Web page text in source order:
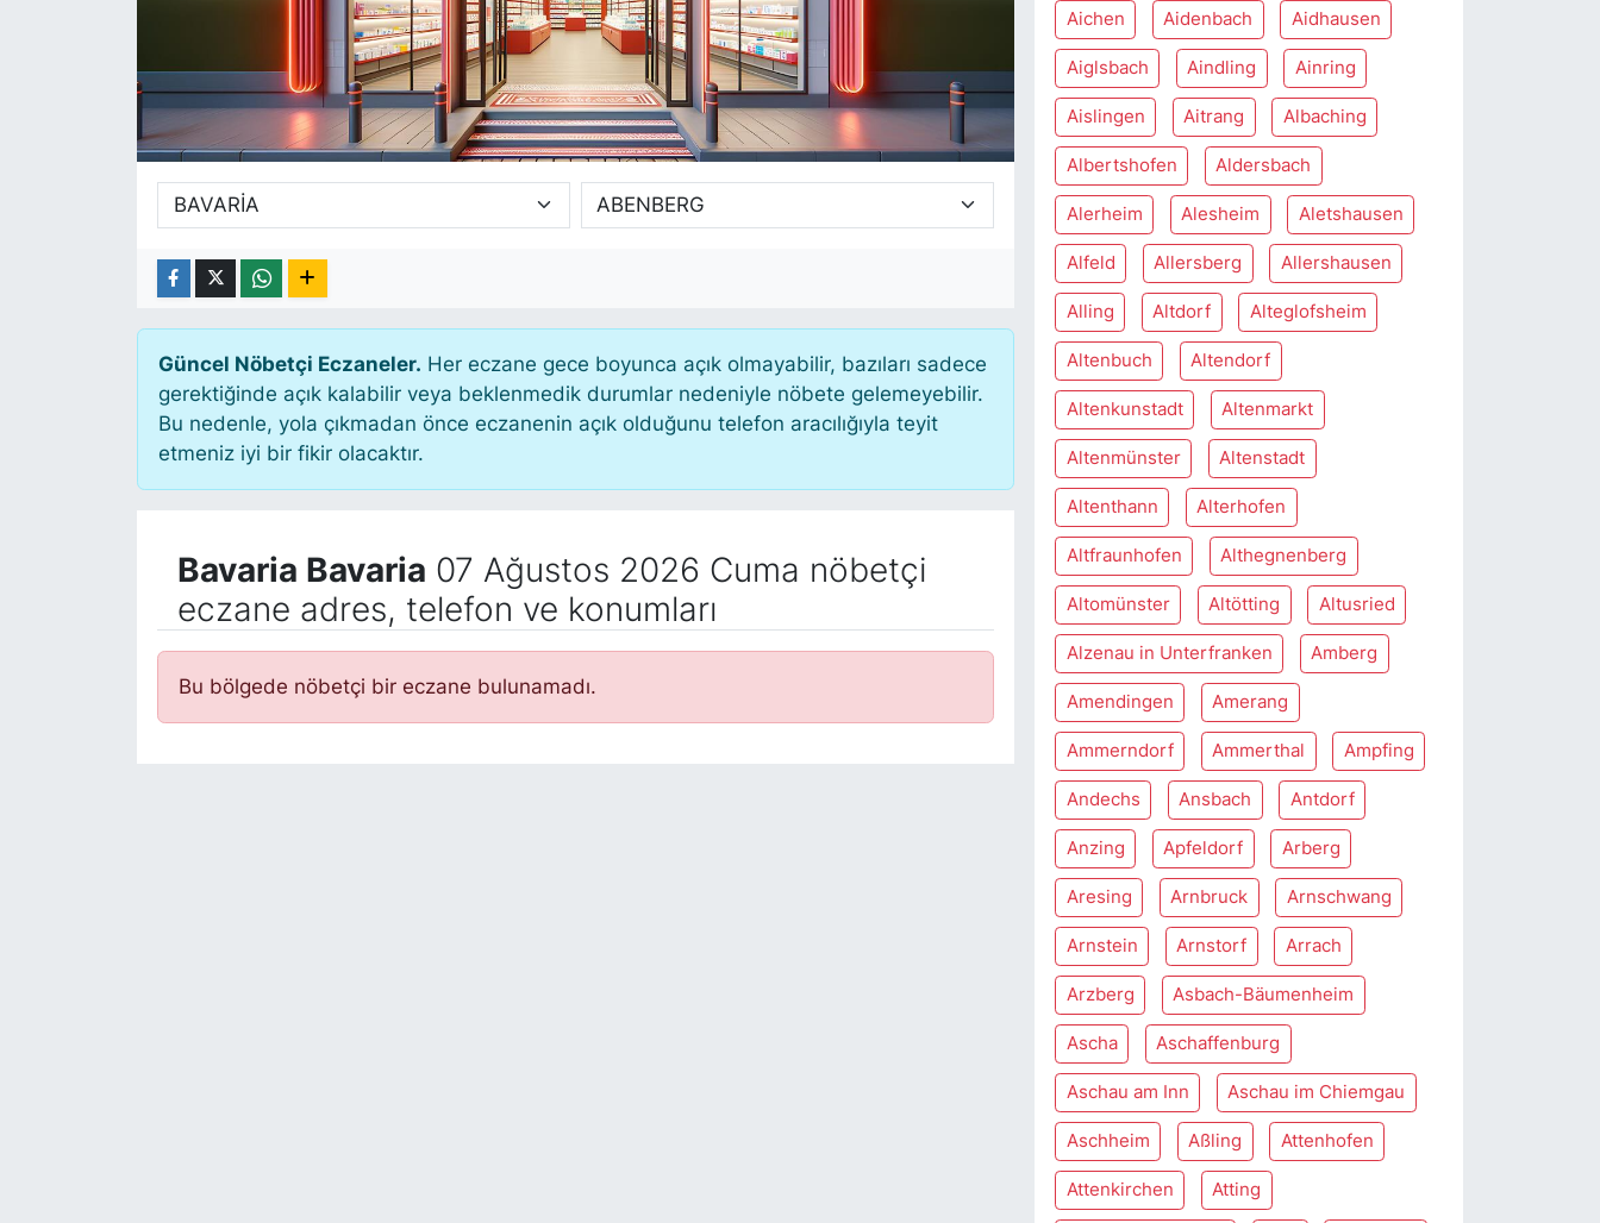
Güncel Nöbetçi Eczaneler. Her eczane gece boyunca açık olmayabilir, bazıları sadece
gerektiğinde açık kalabilir veya beklenmedik durumlar nedeniyle nöbete gelemeyebilir.
Bu nedenle, yola çıkmadan önce eczanenin açık olduğunu telefon aracılığıyla teyit
etmeniz iyi bir fikir olacaktır.
Bavaria Bavaria 07 Ağustos 2026 Cuma nöbetçi
eczane adres, telefon ve konumları
Bu bölgede nöbetçi bir eczane bulunamadı.
Aichen Aidenbach Aidhausen
Aiglsbach Aindling Ainring
Aislingen Aitrang Albaching
Albertshofen Aldersbach
Alerheim Alesheim Aletshausen
Alfeld Allersberg Allershausen
Alling Altdorf Alteglofsheim
Altenbuch Altendorf
Altenkunstadt Altenmarkt
Altenmünster Altenstadt
Altenthann Alterhofen
Altfraunhofen Althegnenberg
Altomünster Altötting Altusried
Alzenau in Unterfranken Amberg
Amendingen Amerang
Ammerndorf Ammerthal Ampfing
Andechs Ansbach Antdorf
Anzing Apfeldorf Arberg
Aresing Arnbruck Arnschwang
Arnstein Arnstorf Arrach
Arzberg Asbach-Bäumenheim
Ascha Aschaffenburg
Aschau am Inn Aschau im Chiemgau
Aschheim Aßling Attenhofen
Attenkirchen Atting
SAĞLIK